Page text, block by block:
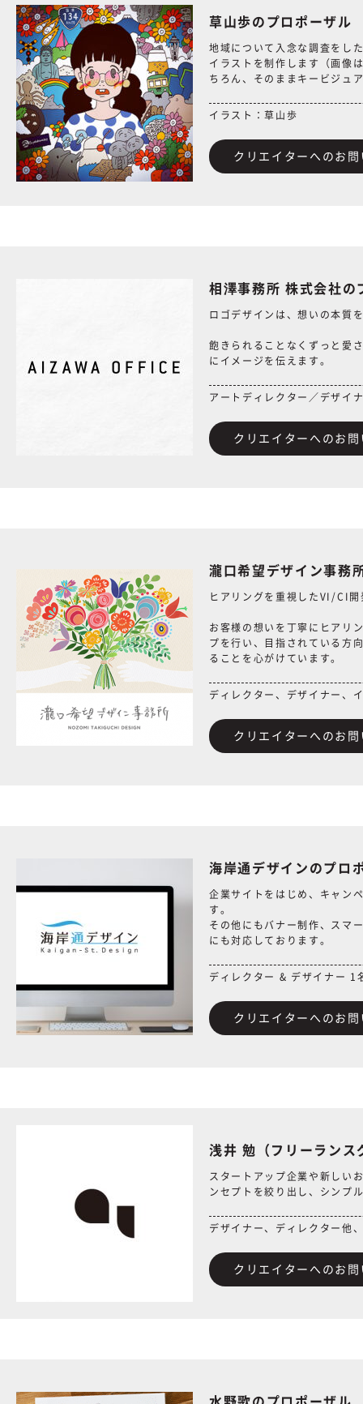
草山歩のプロポーザル
地域について入念な調査をし
イラストを制作します（画像
ちろん、そのままキービジュ
イラスト：草山歩
クリエイターへのお
相澤事務所 株式会社の
ロゴデザインは、想いの本質
飽きられることなくずっと愛
にイメージを伝えます。
アートディレクター／デザイ
クリエイターへのお
瀧口希望デザイン事務
ヒアリングを重視したVI/CI開
お客様の想いを丁寧にヒアリ
プを行い、目指されている方
ることを心がけています。
ディレクター、デザイナー、
クリエイターへのお
海岸通デザインのプロ
企業サイトをはじめ、キャン
す。
その他にもバナー制作、スマ
にも対応しております。
ディレクター & デザイナー
クリエイターへのお
浅井 勉（フリーランス
スタートアップ企業や新しい
ンセプトを絞り出し、シンプ
デザイナー、ディレクター他
クリエイターへのお